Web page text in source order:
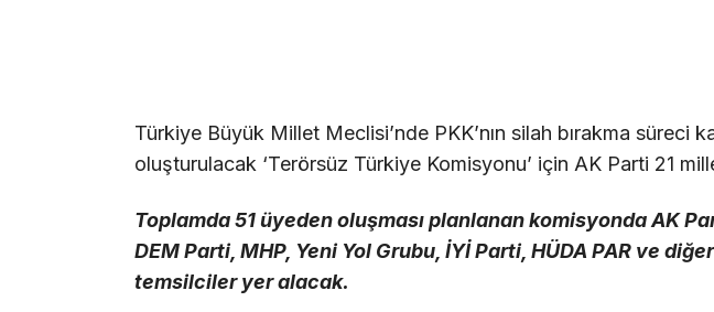
Türkiye Büyük Millet Meclisi’nde PKK’nın silah bırakma süreci
oluşturulacak ‘Terörsüz Türkiye Komisyonu’ için AK Parti 21
Toplamda 51 üyeden oluşması planlanan komisyonda AK
DEM Parti, MHP, Yeni Yol Grubu, İYİ Parti, HÜDA PAR ve
temsilciler yer alacak.